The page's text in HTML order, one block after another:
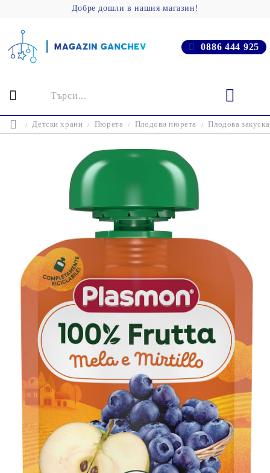
Добре дошли в нашия магазин!
0886 444 925
Детски храни Пюрета Плодови пюрета Плодова